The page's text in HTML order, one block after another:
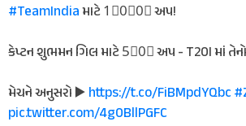
#TeamIndiaમાટે 1⃣0⃣0⃣ અપ!
કેપ્ટન શુભમન ગિલ માટે 5⃣0⃣ અપ - T20I માં
મેચને અનુસરો ▶️https://t.co/FiBMpdYQbc
pic.twitter.com/4g0BllPGFC